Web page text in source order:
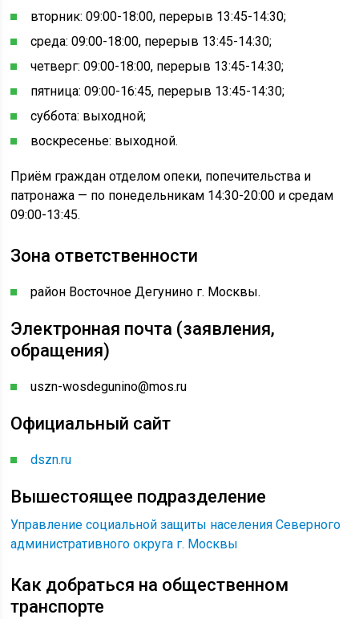
вторник: 09:00-18:00, перерыв 13:45-14:30;
среда: 09:00-18:00, перерыв 13:45-14:30;
четверг: 09:00-18:00, перерыв 13:45-14:30;
пятница: 09:00-16:45, перерыв 13:45-14:30;
суббота: выходной;
воскресенье: выходной.
Приём граждан отделом опеки, попечительства и
патронажа — по понедельникам 14:30-20:00 и средам
09:00-13:45.
Зона ответственности
район Восточное Дегунино г. Москвы.
Электронная почта (заявления,
обращения)
uszn-wosdegunino@mos.ru
Официальный сайт
dszn.ru
Вышестоящее подразделение
Управление социальной защиты населения Северного
административного округа г. Москвы
Как добраться на общественном
транспорте